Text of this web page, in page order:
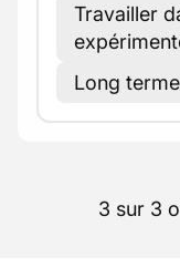
Travailler
Long terme
3 sur 3